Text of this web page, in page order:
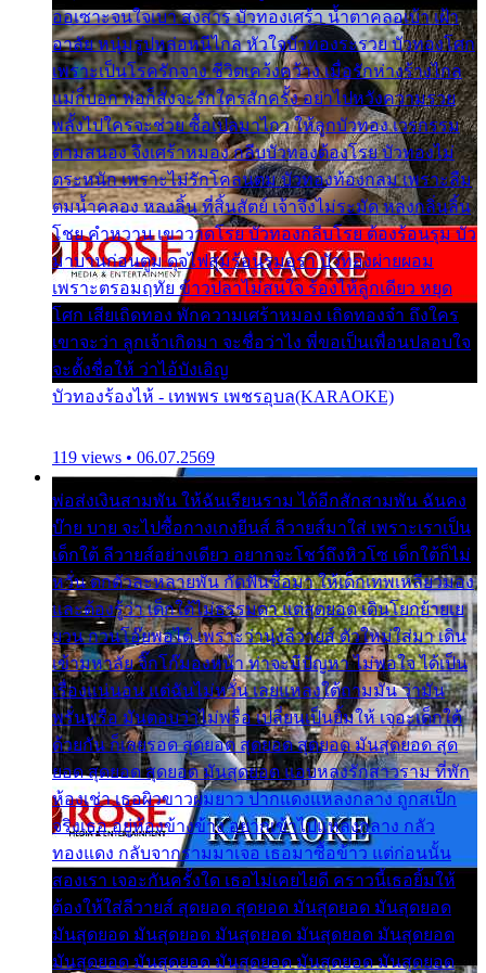
ออเซาะจนใจเบา สงสาร บัวทองเศร้า น้ำตาคลอเบ้า เฝ้า
อาลัย หนุ่มรูปหล่อหนีไกล หัวใจบัวทองระรวย บัวทองโศก
เพราะเป็นโรครักจาง ชีวิตเคว้งคว้าง เมื่อรักห่างร้างไกล
แม่ก็บอก พ่อก็สั่งจะรักใครสักครั้ง อย่าไปหวังความรวย
พลั้งไปใครจะช่วย ซื้อเปลมาไกว ให้ลูกบัวทอง เวรกรรม
ตามสนอง จึงเศร้าหมอง กลีบบัวทองต้องโรย บัวทองไม่
ตระหนัก เพราะไม่รักโคลนตม บัวทองท้องกลม เพราะลืม
ตมน้ำคลอง หลงลิ้น ที่สิ้นสัตย์ เจ้าจึงไม่ระมัด หลงกลิ่นลิ้น
โชย คำหวาน เขาวาดโรย บัวทองกลีบโรย ต้องร้อนรุม บัว
มาบานก่อนตูม ดุจไฟสุมร้อนรุมอุรา บัวทองผ่ายผอม
เพราะตรอมฤทัย ข้าวปลาไม่สนใจ ร้องไห้ลูกเดียว หยุด
โศก เสียเถิดทอง พักความเศร้าหมอง เถิดทองจ๋า ถึงใคร
เขาจะว่า ลูกเจ้าเกิดมา จะชื่อว่าไง พี่ขอเป็นเพื่อนปลอบใจ
จะตั้งชื่อให้ ว่าไอ้บังเอิญ
บัวทองร้องไห้ - เทพพร เพชรอุบล(KARAOKE)
119 views • 06.07.2569
พ่อส่งเงินสามพัน ให้ฉันเรียนราม ได้อีกสักสามพัน ฉันคง
บ๊าย บาย จะไปซื้อกางเกงยีนส์ ลีวายส์มาใส่ เพราะเราเป็น
เด็กใต้ ลีวายส์อย่างเดียว อยากจะโชว์ถึงหิวโซ เด็กใต้ก็ไม่
หวั่น ตกตัวละหลายพัน กัดฟันซื้อมา ให้เด็กเทพเหลียวมอง
และต้องรู้ว่า เด็กใต้ไม่ธรรมดา แต่สุดยอด เดินโยกย้ายเย
ยวน กวนโอ๊ยพอได้ เพราะว่านุ่งลีวายส์ ตัวใหม่ใส่มา เดิน
เข้ามหาลัย จิ๊กโก๊มองหน้า ท่าจะมีปัญหา ไม่พอใจ ได้เป็น
เรื่องแน่นอน แต่ฉันไม่หวั่น เลยแหลงใต้ถามมัน ว่ามัน
พรั่นพรือ มันตอบว่าไม่พรื่อ เปลี่ยนเป็นยิ้มให้ เจอะเด็กใต้
ด้วยกัน ก็เลยรอด สุดยอด สุดยอด สุดยอด มันสุดยอด สุด
ยอด สุดยอด สุดยอด มันสุดยอด แอบหลงรักสาวราม ที่พัก
ห้องเช่า เธอผิวขาวผมยาว ปากแดงแหลงกลาง ถูกสเป็ก
จริงเธอ อยู่ห้องข้างข้าง อยากเข้าไปแหลงกลาง กลัว
ทองแดง กลับจากรามมาเจอ เธอมาซื้อข้าว แต่ก่อนนั้น
สองเรา เจอะกันครั้งใด เธอไม่เคยไยดี คราวนี้เธอยิ้มให้
ต้องให้ใส่ลีวายส์ สุดยอด สุดยอด มันสุดยอด มันสุดยอด
มันสุดยอด มันสุดยอด มันสุดยอด มันสุดยอด มันสุดยอด
มันสุดยอด มันสุดยอด มันสุดยอด มันสุดยอด มันสุดยอด